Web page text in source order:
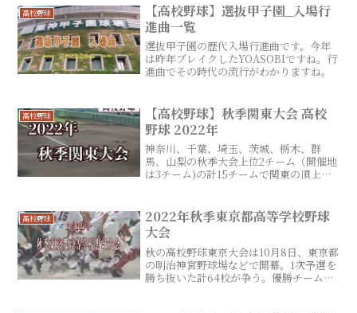
高校野球
【高校野球】選抜甲子園_入場行
進曲一覧
選抜甲子園の歴代入場行進曲です。今年
は昨年ブレイクしたYOASOBIですね。行
進曲でその時代の流行がわかりますね。
高校野球
【高校野球】秋季関東大会 高校
野球 2022年
神奈川、千葉、埼玉、茨城、栃木、群
馬、山梨の秋季大会上位2チーム（開催地
は3チーム)の計15チームで関東の頂上を
高校野球
2022年秋季東京都高等学校野球
大会
秋の高校野球東京大会は10月8日、東京都
の明治神宮野球場などで開幕。1次予選を
勝ち抜いた計64校が争う。優勝チームは